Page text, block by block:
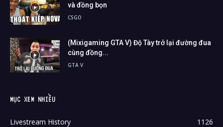
và đồng bọn
CSGO
(Mixigaming GTA V) Độ Tày trở lại đường đua
cùng đồng...
GTA V
MỤC XEM NHIỀU
Livestream History
1126